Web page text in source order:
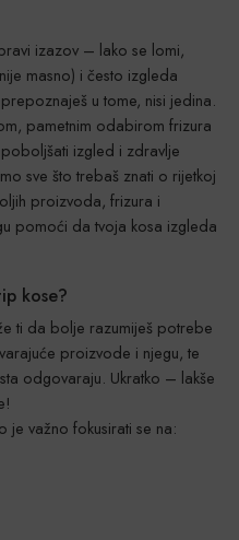
izazov – lako se lomi,
masno) i često izgleda
u tome, nisi jedina.
pametnim odabirom frizura
izgled i zdravlje
sve što trebaš znati o rijetkoj
proizvoda, frizura i
pomoći da tvoja kosa izgleda
kose?
ti da bolje razumiješ potrebe
proizvode i njegu, te
odgovaraju. Ukratko – lakše
je važno fokusirati se na: